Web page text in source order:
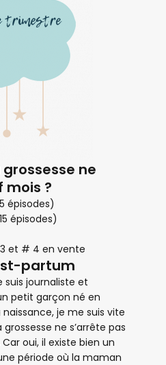
ne
mois ?
épisodes)
épisodes)
et # 4 en vente
partum
suis journaliste et
petit garçon né en
naissance, je me suis vite
ne s’arrête pas
oui, il existe bien un
période où la maman